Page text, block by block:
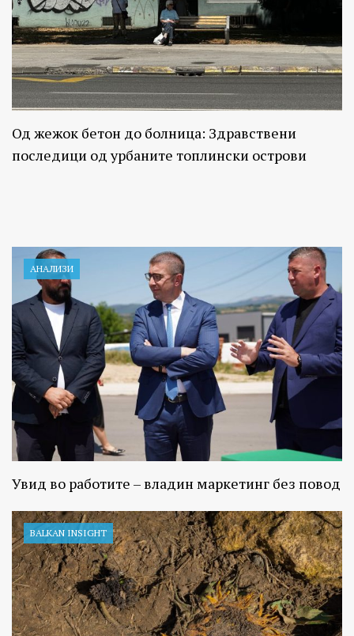
Од жежок бетон до болница: Здравствени
последици од урбаните топлински острови
АНАЛИЗИ
Увид во работите – владин маркетинг без повод
BALKAN INSIGHT